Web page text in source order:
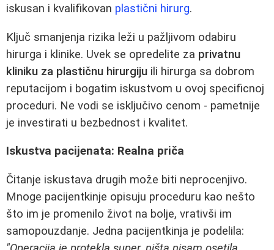
iskusan i kvalifikovan plastični hirurg.
Ključ smanjenja rizika leži u pažljivom odabiru
hirurga i klinike. Uvek se opredelite za privatnu
kliniku za plastičnu hirurgiju ili hirurga sa dobrom
reputacijom i bogatim iskustvom u ovoj specificnoj
proceduri. Ne vodi se isključivo cenom - pametnije
je investirati u bezbednost i kvalitet.
Iskustva pacijenata: Realna priča
Čitanje iskustava drugih može biti neprocenjivo.
Mnoge pacijentkinje opisuju proceduru kao nešto
što im je promenilo život na bolje, vrativši im
samopouzdanje. Jedna pacijentkinja je podelila: